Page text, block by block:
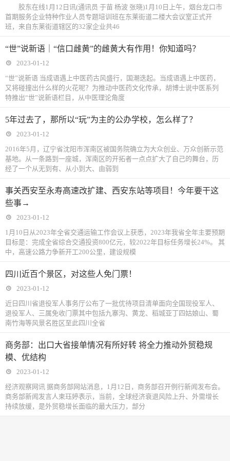
胶东在线1月12日讯(通讯员 于苗 杨波 张晓)1月10日上午，烟台龙口市
首期服务企业特种作业人员专题培训班在东莱街道二楼大会议室正式开
班，来自东莱街道辖区的32家企业共46
“世”说新语｜“信口雌黄”的雌黄大有作用！你知道吗？
2023-01-12
“世”说新语 当成语遇上中医药古风盛行，国潮迭起。当成语遇上中医药，
又将碰撞出什么样的火花呢？为推动中医药文化传承，胡博士说中医系列
特推出“世”说新语栏目，从中医理论角度
5年过去了，那所以“玩”为主的公办学校，怎么样了？
2023-01-12
2016年5月，辽宁省沈阳市浑南区被国务院确立为大众创业、万众创新示范
基地。从一条路到一座城，浑南区的开拓者一点点扩大了自己的舞台，历
经了一个从无到有、从小到大、由弱到
事关西安至永寿高速改扩建、西安东站等项目！今年要干这
些事→
2023-01-12
1月10日从2023年全省交通运输工作会议上获悉，2023年我省全年主要预期
目标是：完成全省综合交通投资800亿元，较2022年目标任务增长24%。 其
中，高速公路力争新开工200公里，建设规模
四川近百个景区，对这些人免门票！
2023-01-12
近日四川省退役军人事务厅公布了一批优待项目清单面向全国现役军人、
退役军人、三属免收门票其中包括九寨沟、黄龙、稻城亚丁四姑娘山、蜀
南竹海等风景名胜区至此四川全省
商务部：出口大省接单情况有所好转 将全力推动外贸稳规
模、优结构
2023-01-12
经济观察网讯 据商务部网站消息，1月12日，商务部召开例行新闻发布会。
商务部新闻发言人束珏婷表示，当前，全球经济衰退风险上升、外需增长
持续放缓，是外贸稳增长面临的最大压力，部分